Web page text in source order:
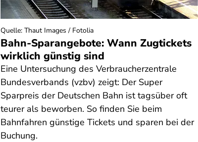
Bahn-Sparangebote: Wann Zugtickets
wirklich günstig sind
Eine Untersuchung des Verbraucherzentrale
Bundesverbands (vzbv) zeigt: Der Super
Sparpreis der Deutschen Bahn ist tagsüber oft
teurer als beworben. So finden Sie beim
Bahnfahren günstige Tickets und sparen bei der
Buchung.
Quelle: Thaut Images / Fotolia